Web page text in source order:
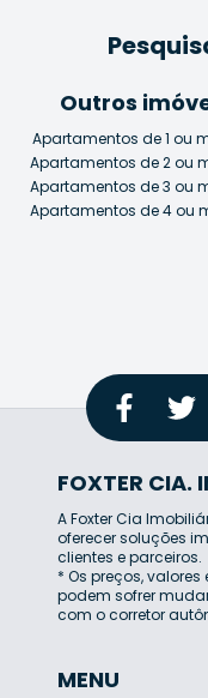
Outros
Apartamentos de 1 ou
Apartamentos de 2 ou
Apartamentos de 3 ou
Apartamentos de 4 ou
FOXTER CIA.
A Foxter Cia
oferecer soluções
clientes e parceiros.
* Os preços,
podem sofrer
com o corretor
MENU